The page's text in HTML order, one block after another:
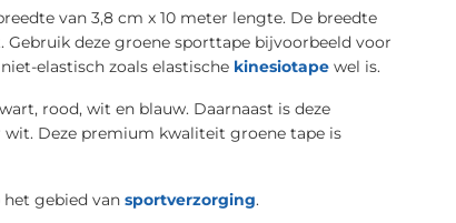
van 3,8 cm x 10 meter lengte. De breedte
deze groene sporttape bijvoorbeeld voor
elastisch zoals elastische kinesiotape wel is.
rood, wit en blauw. Daarnaast is deze
Deze premium kwaliteit groene tape is
gebied van sportverzorging.